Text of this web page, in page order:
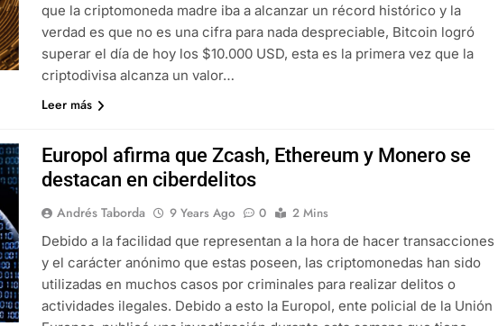
que la criptomoneda madre iba a alcanzar un récord histórico y la
verdad es que no es una cifra para nada despreciable, Bitcoin logró
superar el día de hoy los $10.000 USD, esta es la primera vez que la
criptodivisa alcanza un valor…
Leer más
Europol afirma que Zcash, Ethereum y Monero se
destacan en ciberdelitos
Andrés Taborda 9 Years Ago 0
2 Mins
Debido a la facilidad que representan a la hora de hacer transacciones
y el carácter anónimo que estas poseen, las criptomonedas han sido
utilizadas en muchos casos por criminales para realizar delitos o
actividades ilegales. Debido a esto la Europol, ente policial de la Unión